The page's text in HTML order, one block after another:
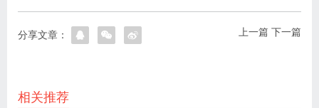
上一篇 下一篇
分享文章：
相关推荐